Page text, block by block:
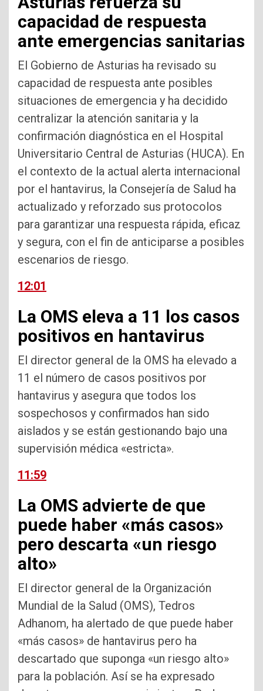
capacidad de respuesta
ante emergencias sanitarias
El Gobierno de Asturias ha revisado su
capacidad de respuesta ante posibles
situaciones de emergencia y ha decidido
centralizar la atención sanitaria y la
confirmación diagnóstica en el Hospital
Universitario Central de Asturias (HUCA). En
el contexto de la actual alerta internacional
por el hantavirus, la Consejería de Salud ha
actualizado y reforzado sus protocolos
para garantizar una respuesta rápida, eficaz
y segura, con el fin de anticiparse a posibles
escenarios de riesgo.
12:01
La OMS eleva a 11 los casos
positivos en hantavirus
El director general de la OMS ha elevado a
11 el número de casos positivos por
hantavirus y asegura que todos los
sospechosos y confirmados han sido
aislados y se están gestionando bajo una
supervisión médica «estricta».
11:59
La OMS advierte de que
puede haber «más casos»
pero descarta «un riesgo
alto»
El director general de la Organización
Mundial de la Salud (OMS), Tedros
Adhanom, ha alertado de que puede haber
«más casos» de hantavirus pero ha
descartado que suponga «un riesgo alto»
para la población. Así se ha expresado